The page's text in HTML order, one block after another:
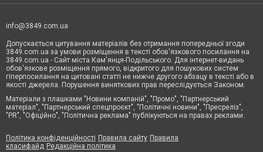
info@3849.com.ua
Допускається цитування матеріалів без отримання попередньої згоди
3849.com.ua за умови розміщення в тексті обов'язкового посилання на
3849.com.ua - Сайт міста Кам'янця-Подільського. Для інтернет-видань
обов'язкове розміщення прямого, відкритого для пошукових систем
гіперпосилання на цитовані статті не нижче другого абзацу в тексті або в
якості джерела. Порушення виняткових прав переслідується Законом.
Матеріали з плашками "Новини компаній", "Промо", "Партнерський
матеріал", "Партнерський спецпроєкт", "Політичні новини", "Пресреліз",
"PR", "Офіційно", "Політична реклама" публікуються на правах реклами.
Політика конфіденційності Правила сайту Правила
класифайд Редакційна політика